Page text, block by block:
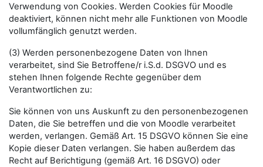
Verwendung von Cookies. Werden Cookies für Moodle
deaktiviert, können nicht mehr alle Funktionen von Moodle
vollumfänglich genutzt werden.
(3) Werden personenbezogene Daten von Ihnen
verarbeitet, sind Sie Betroffene/r i.S.d. DSGVO und es
stehen Ihnen folgende Rechte gegenüber dem
Verantwortlichen zu:
Sie können von uns Auskunft zu den personenbezogenen
Daten, die Sie betreffen und die von Moodle verarbeitet
werden, verlangen. Gemäß Art. 15 DSGVO können Sie eine
Kopie dieser Daten verlangen. Sie haben außerdem das
Recht auf Berichtigung (gemäß Art. 16 DSGVO) oder